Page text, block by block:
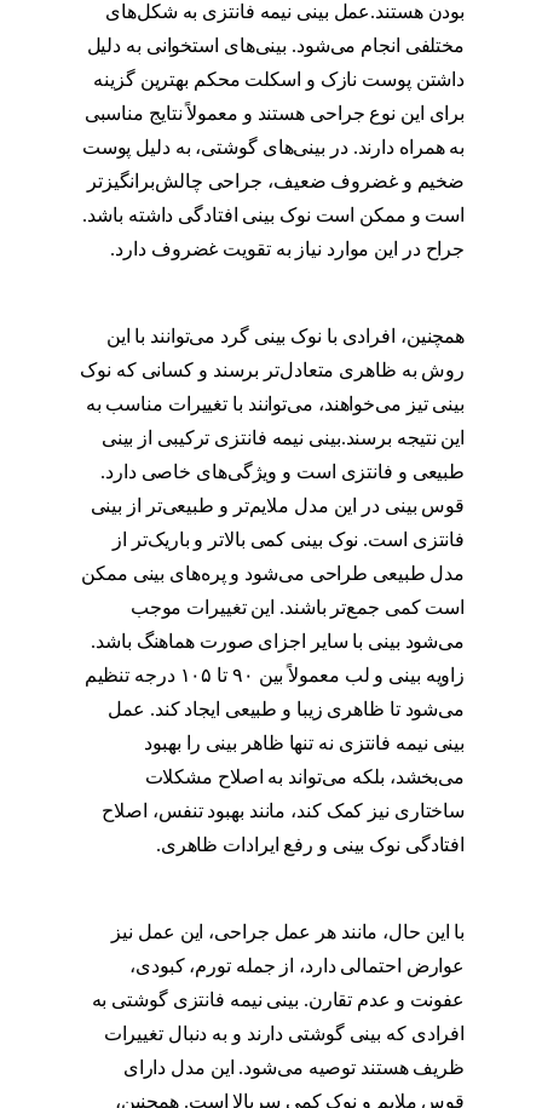
بودن هستند.عمل بینی نیمه فانتزی به شکل‌های
مختلفی انجام می‌شود. بینی‌های استخوانی به دلیل
داشتن پوست نازک و اسکلت محکم بهترین گزینه
برای این نوع جراحی هستند و معمولاً نتایج مناسبی
به همراه دارند. در بینی‌های گوشتی، به دلیل پوست
ضخیم و غضروف ضعیف، جراحی چالش‌برانگیزتر
است و ممکن است نوک بینی افتادگی داشته باشد.
جراح در این موارد نیاز به تقویت غضروف دارد.
همچنین، افرادی با نوک بینی گرد می‌توانند با این
روش به ظاهری متعادل‌تر برسند و کسانی که نوک
بینی تیز می‌خواهند، می‌توانند با تغییرات مناسب به
این نتیجه برسند.بینی نیمه فانتزی ترکیبی از بینی
طبیعی و فانتزی است و ویژگی‌های خاصی دارد.
قوس بینی در این مدل ملایم‌تر و طبیعی‌تر از بینی
فانتزی است. نوک بینی کمی بالاتر و باریک‌تر از
مدل طبیعی طراحی می‌شود و پره‌های بینی ممکن
است کمی جمع‌تر باشند. این تغییرات موجب
می‌شود بینی با سایر اجزای صورت هماهنگ باشد.
زاویه بینی و لب معمولاً بین ۹۰ تا ۱۰۵ درجه تنظیم
می‌شود تا ظاهری زیبا و طبیعی ایجاد کند. عمل
بینی نیمه فانتزی نه تنها ظاهر بینی را بهبود
می‌بخشد، بلکه می‌تواند به اصلاح مشکلات
ساختاری نیز کمک کند، مانند بهبود تنفس، اصلاح
افتادگی نوک بینی و رفع ایرادات ظاهری.
با این حال، مانند هر عمل جراحی، این عمل نیز
عوارض احتمالی دارد، از جمله تورم، کبودی،
عفونت و عدم تقارن. بینی نیمه فانتزی گوشتی به
افرادی که بینی گوشتی دارند و به دنبال تغییرات
ظریف هستند توصیه می‌شود. این مدل دارای
قوس ملایم و نوک کمی سربالا است. همچنین،